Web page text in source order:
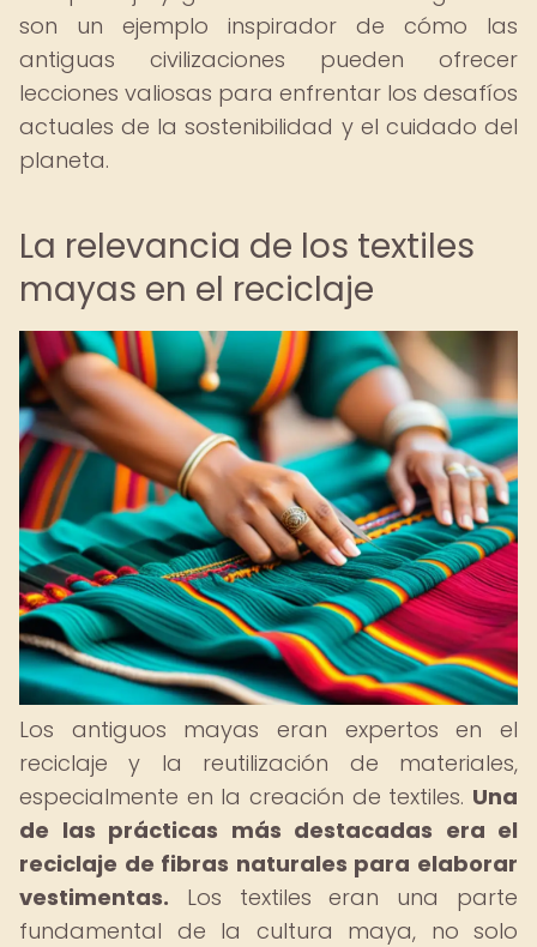
son un ejemplo inspirador de cómo las
antiguas civilizaciones pueden ofrecer
lecciones valiosas para enfrentar los desafíos
actuales de la sostenibilidad y el cuidado del
planeta.
La relevancia de los textiles
mayas en el reciclaje
Los antiguos mayas eran expertos en el
reciclaje y la reutilización de materiales,
especialmente en la creación de textiles. Una
de las prácticas más destacadas era el
reciclaje de fibras naturales para elaborar
vestimentas. Los textiles eran una parte
fundamental de la cultura maya, no solo